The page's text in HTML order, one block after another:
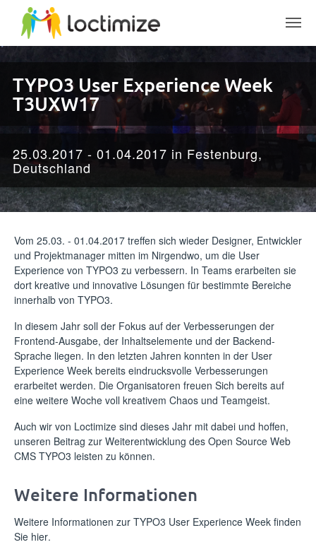
Skip to main content
TYPO3 User Experience Week
T3UXW17
25.03.2017 - 01.04.2017 in Festenburg,
Deutschland
Vom 25.03. - 01.04.2017 treffen sich wieder Designer, Entwickler
und Projektmanager mitten im Nirgendwo, um die User
Experience von TYPO3 zu verbessern. In Teams erarbeiten sie
dort kreative und innovative Lösungen für bestimmte Bereiche
innerhalb von TYPO3.
In diesem Jahr soll der Fokus auf der Verbesserungen der
Frontend-Ausgabe, der Inhaltselemente und der Backend-
Sprache liegen. In den letzten Jahren konnten in der User
Experience Week bereits eindrucksvolle Verbesserungen
erarbeitet werden. Die Organisatoren freuen Sich bereits auf
eine weitere Woche voll kreativem Chaos und Teamgeist.
Auch wir von Loctimize sind dieses Jahr mit dabei und hoffen,
unseren Beitrag zur Weiterentwicklung des Open Source Web
CMS TYPO3 leisten zu können.
Weitere Informationen
Weitere Informationen zur TYPO3 User Experience Week finden
Sie hier.